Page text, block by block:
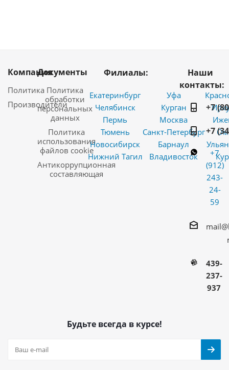
Компания
Политика
Производители
Документы
Политика
обработки
персональных
данных
Политика
использования
файлов cookie
Антикоррупционная
составляющая
Филиалы:
Екатеринбург
Челябинск
Пермь
Тюмень
Новосибирск
Нижний Тагил
Уфа
Курган
Москва
Санкт-Петербург
Барнаул
Владивосток
Наши
контакты:
+7
+7
+7
(912)
243-
24-
59
439-
237-
937
Будьте всегда в курсе!